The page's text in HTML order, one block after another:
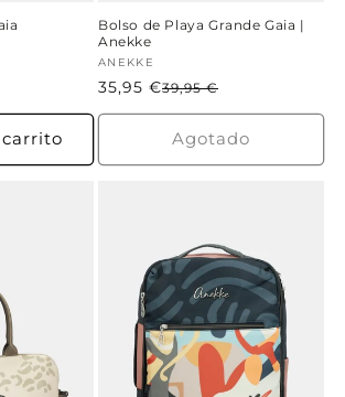
oferta
Bolso de Playa Grande Gaia |
Anekke
Proveedor:
ANEKKE
habitual
39,95 €
de
oferta
35,95 €
Agotado